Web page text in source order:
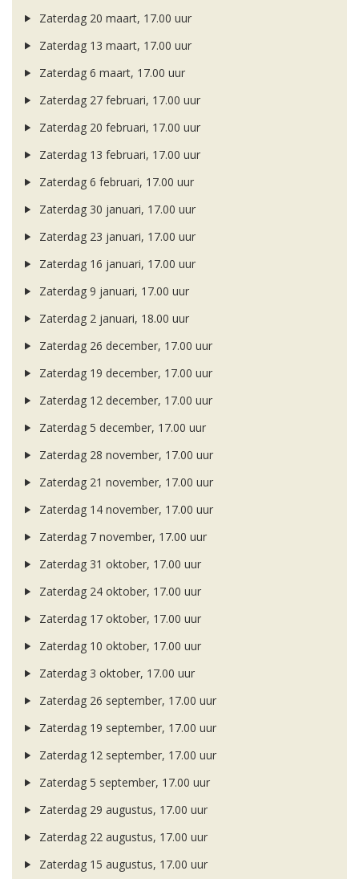
Zaterdag 20 maart, 17.00 uur
Zaterdag 13 maart, 17.00 uur
Zaterdag 6 maart, 17.00 uur
Zaterdag 27 februari, 17.00 uur
Zaterdag 20 februari, 17.00 uur
Zaterdag 13 februari, 17.00 uur
Zaterdag 6 februari, 17.00 uur
Zaterdag 30 januari, 17.00 uur
Zaterdag 23 januari, 17.00 uur
Zaterdag 16 januari, 17.00 uur
Zaterdag 9 januari, 17.00 uur
Zaterdag 2 januari, 18.00 uur
Zaterdag 26 december, 17.00 uur
Zaterdag 19 december, 17.00 uur
Zaterdag 12 december, 17.00 uur
Zaterdag 5 december, 17.00 uur
Zaterdag 28 november, 17.00 uur
Zaterdag 21 november, 17.00 uur
Zaterdag 14 november, 17.00 uur
Zaterdag 7 november, 17.00 uur
Zaterdag 31 oktober, 17.00 uur
Zaterdag 24 oktober, 17.00 uur
Zaterdag 17 oktober, 17.00 uur
Zaterdag 10 oktober, 17.00 uur
Zaterdag 3 oktober, 17.00 uur
Zaterdag 26 september, 17.00 uur
Zaterdag 19 september, 17.00 uur
Zaterdag 12 september, 17.00 uur
Zaterdag 5 september, 17.00 uur
Zaterdag 29 augustus, 17.00 uur
Zaterdag 22 augustus, 17.00 uur
Zaterdag 15 augustus, 17.00 uur